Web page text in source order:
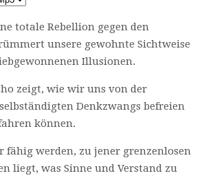
totale Rebellion gegen den
unsere gewohnte Sichtweise
Illusionen.
zeigt, wie wir uns von der
Denkzwangs befreien
können.
fähig werden, zu jener grenzenlosen
liegt, was Sinne und Verstand zu